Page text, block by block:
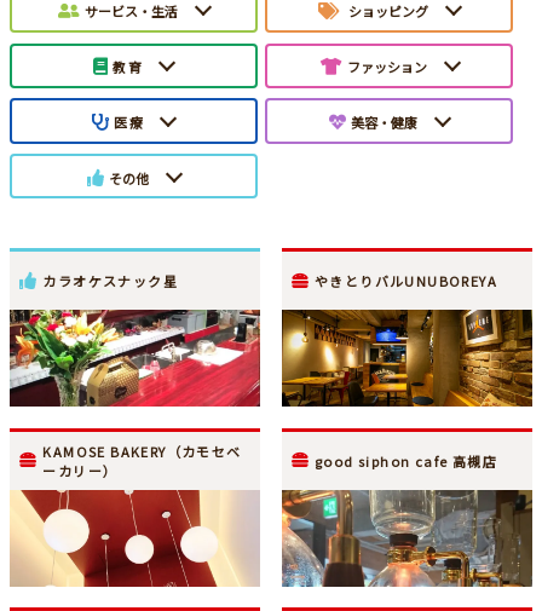
サービス・生活 ショッピング
教 育 ファッション
医 療 美容・健康
その他
カラオケスナック星 やきとりバルUNUBOREYA
KAMOSE BAKERY（カモセベ
ーカリー）
good siphon cafe 高槻店